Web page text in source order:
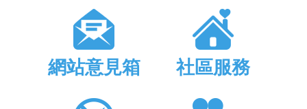
網站意見箱 社區服務